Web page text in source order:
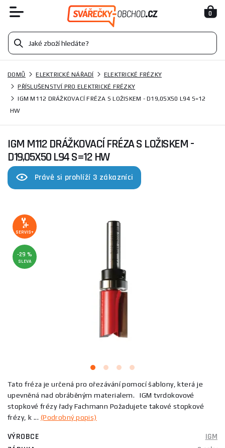
0
DOMŮ ELEKTRICKÉ NÁŘADÍ
ELEKTRICKÉ FRÉZKY
PŘÍSLUŠENSTVÍ PRO ELEKTRICKÉ FRÉZKY
IGM M112 DRÁŽKOVACÍ FRÉZA S LOŽISKEM - D19,05X50 L94 S=12
HW
IGM M112 DRÁŽKOVACÍ FRÉZA S LOŽISKEM -
D19,05X50 L94 S=12 HW
Právě si prohlíží 3 zákazníci
SERVIS+
-29 %
SLEVA
Tato fréza je určená pro ořezávání pomocí šablony, která je
upevněná nad obráběným materialem. IGM tvrdokovové
stopkové frézy řady Fachmann Požadujete takové stopkové
frézy, k ... (Podrobný popis)
VÝROBCE
IGM